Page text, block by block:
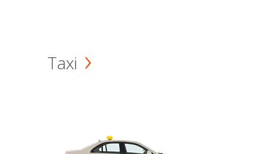
Taxi